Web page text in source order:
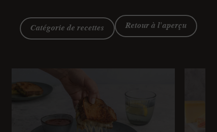
Catégorie de recettes Retour à l'aperçu